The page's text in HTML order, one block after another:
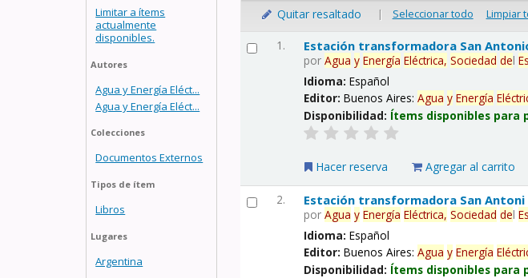
Limitar a ítems
actualmente
disponibles.
Autores
Agua y Energía Eléct...
Agua y Energía Eléct...
Colecciones
Documentos Externos
Tipos de ítem
Libros
Lugares
Argentina
Quitar resaltado | Seleccionar todo Limpiar
1. Estación transformadora San
porAgua y Energía Eléctrica, Sociedad del
Idioma:Español
Editor:Buenos Aires:Agua y Energía
Disponibilidad: Ítems disponibles para
Hacer reserva Agregar al carrito
2. Estación transformadora San
porAgua y Energía Eléctrica, Sociedad del
Idioma:Español
Editor:Buenos Aires:Agua y Energía
Disponibilidad: Ítems disponibles para